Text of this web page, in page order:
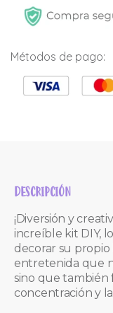
Métodos de pago:
DESCRIPCIÓN
¡Diversión y
increíble kit DIY,
decorar su propio
entretenida que
sino que también
concentración y